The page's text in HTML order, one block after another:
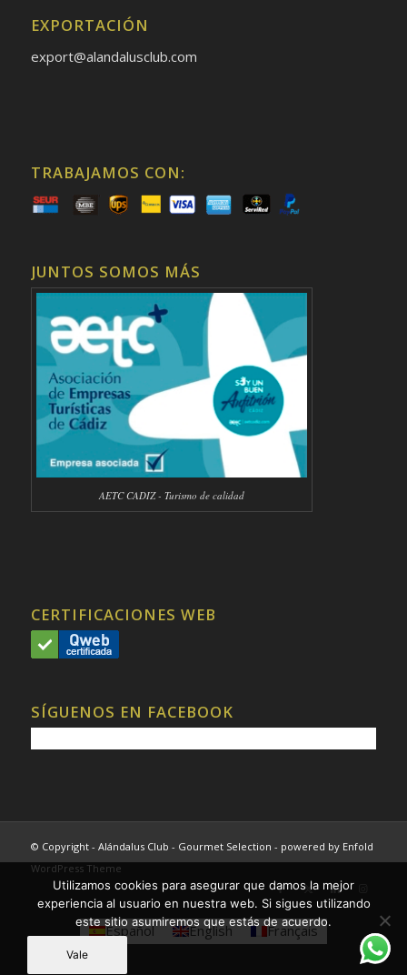
EXPORTACIÓN
export@alandalusclub.com
TRABAJAMOS CON:
JUNTOS SOMOS MÁS
AETC CADIZ - Turismo de calidad
CERTIFICACIONES WEB
SÍGUENOS EN FACEBOOK
© Copyright - Alándalus Club - Gourmet Selection - powered by Enfold
WordPress Theme
Español English Français
Utilizamos cookies para asegurar que damos la mejor
experiencia al usuario en nuestra web. Si sigues utilizando
este sitio asumiremos que estás de acuerdo.
Vale